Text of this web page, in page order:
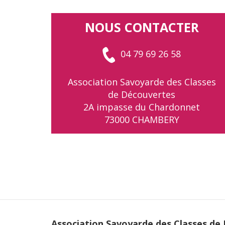
NOUS CONTACTER
04 79 69 26 58
Association Savoyarde des Classes
de Découvertes
2A impasse du Chardonnet
73000 CHAMBERY